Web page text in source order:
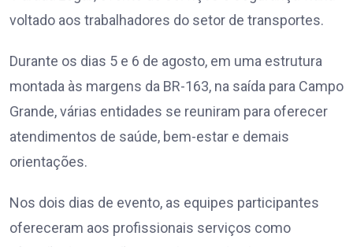
voltado aos trabalhadores do setor de transportes.
Durante os dias 5 e 6 de agosto, em uma estrutura
montada às margens da BR-163, na saída para Campo
Grande, várias entidades se reuniram para oferecer
atendimentos de saúde, bem-estar e demais
orientações.
Nos dois dias de evento, as equipes participantes
ofereceram aos profissionais serviços como